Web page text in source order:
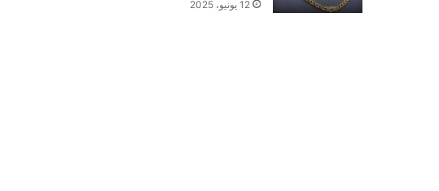
12 يونيو، 2025